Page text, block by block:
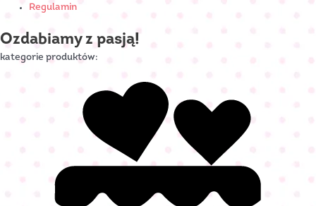
Regulamin
Ozdabiamy z pasją!
kategorie produktów: